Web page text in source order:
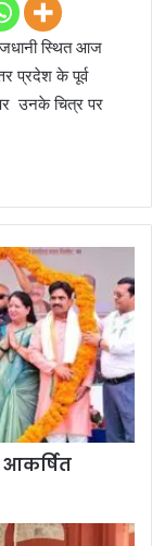
स्थित आज
प्रदेश के पूर्व
उनके चित्र पर